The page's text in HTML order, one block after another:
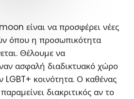
είναι να προσφέρει νέες
όπου η προσωπικότητα
Θέλουμε να
ασφαλή διαδικτυακό χώρο
LGBT+ κοινότητα. Ο καθένας
διακριτικός αν το